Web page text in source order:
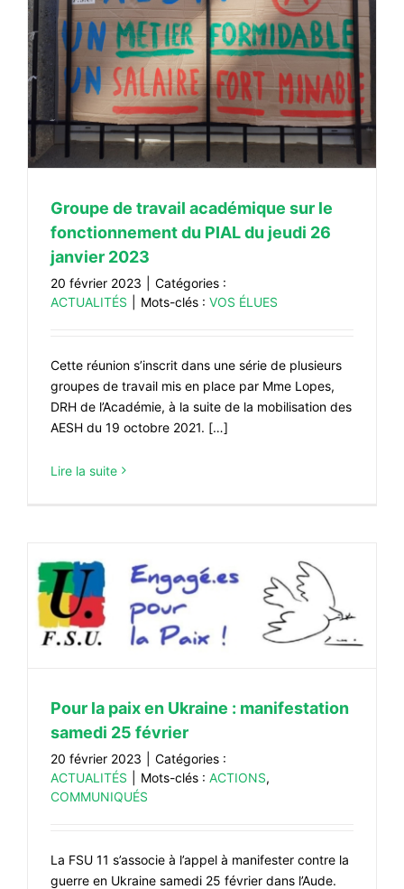
Groupe de travail académique sur le
fonctionnement du PIAL du jeudi 26
janvier 2023
20 février 2023
Catégories :
ACTUALITÉS
Mots-clés : VOS ÉLUES
Cette réunion s’inscrit dans une série de plusieurs
groupes de travail mis en place par Mme Lopes,
DRH de l’Académie, à la suite de la mobilisation des
AESH du 19 octobre 2021. […]
Lire la suite
Pour la paix en Ukraine : manifestation
samedi 25 février
20 février 2023
Catégories :
ACTUALITÉS
Mots-clés : ACTIONS,
COMMUNIQUÉS
La FSU 11 s’associe à l’appel à manifester contre la
guerre en Ukraine samedi 25 février dans l’Aude.